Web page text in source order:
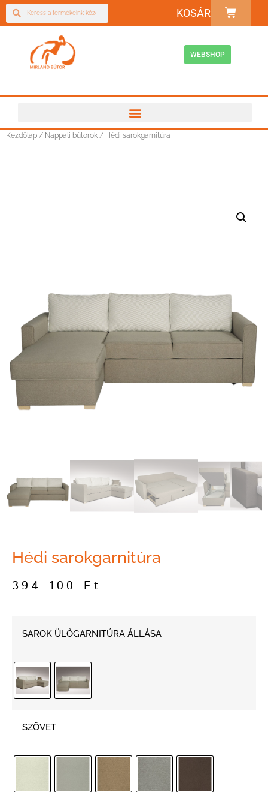
KOSÁR
WEBSHOP
Kezdőlap / Nappali bútorok / Hédi sarokgarnitúra
Hédi sarokgarnitúra
394 100 Ft
SAROK ÜLŐGARNITÚRA ÁLLÁSA
SZÖVET